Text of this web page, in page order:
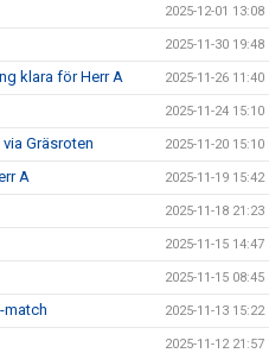
2025-12-01 13:08
2025-11-30 19:48
klara för Herr A 2025-11-26 11:40
2025-11-24 15:10
Gräsroten 2025-11-20 15:10
A 2025-11-19 15:42
2025-11-18 21:23
2025-11-15 14:47
2025-11-15 08:45
match 2025-11-13 15:22
2025-11-12 21:57